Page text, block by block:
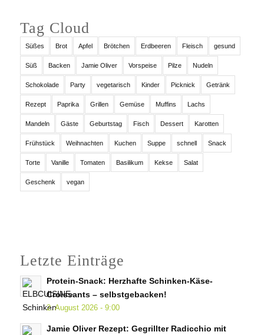
Tag Cloud
Süßes Brot Apfel Brötchen Erdbeeren Fleisch gesund
Süß Backen Jamie Oliver Vorspeise Pilze Nudeln
Schokolade Party vegetarisch Kinder Picknick Getränk
Rezept Paprika Grillen Gemüse Muffins Lachs
Mandeln Gäste Geburtstag Fisch Dessert Karotten
Frühstück Weihnachten Kuchen Suppe schnell Snack
Torte Vanille Tomaten Basilikum Kekse Salat
Geschenk vegan
Letzte Einträge
Protein-Snack: Herzhafte Schinken-Käse-
Croissants – selbstgebacken!
2. August 2026 - 9:00
Jamie Oliver Rezept: Gegrillter Radicchio mit